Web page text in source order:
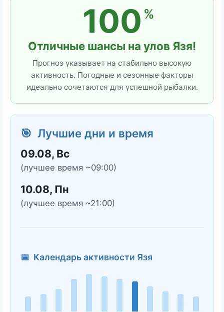
100 %
Отличные шансы на улов Язя!
Прогноз указывает на стабильно высокую
активность. Погодные и сезонные факторы
идеально сочетаются для успешной рыбалки.
🎯 Лучшие дни и время
09.08, Вс
(лучшее время ~09:00)
10.08, Пн
(лучшее время ~21:00)
📅 Календарь активности Язя